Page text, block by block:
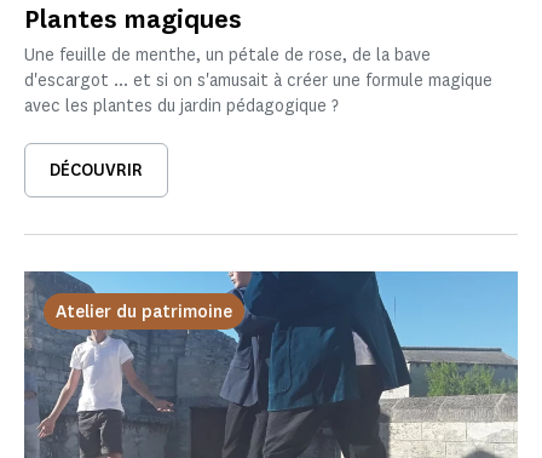
Plantes magiques
Une feuille de menthe, un pétale de rose, de la bave
d'escargot ... et si on s'amusait à créer une formule magique
avec les plantes du jardin pédagogique ?
DÉCOUVRIR
Atelier du patrimoine